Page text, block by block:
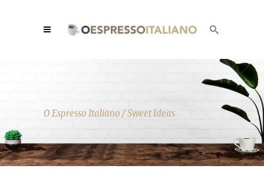
O Espresso Italiano/Sweet Ideas